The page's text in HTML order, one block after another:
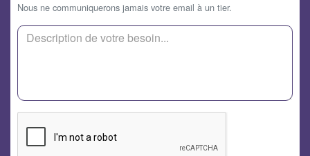
Nous ne communiquerons jamais votre email à un tier.